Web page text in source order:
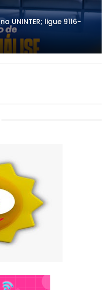
UNINTER; ligue 9116-